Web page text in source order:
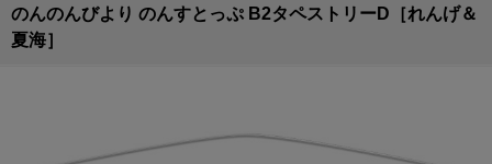
のんのんびより のんすとっぷ B2タペストリーD［れんげ＆
夏海］